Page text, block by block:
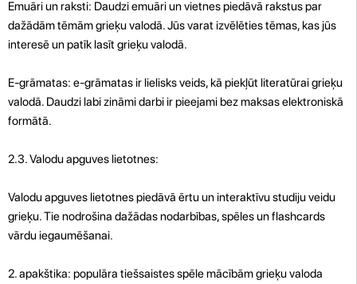
Emuāri un raksti: Daudzi emuāri un vietnes piedāvā rakstus par
dažādām tēmām grieķu valodā. Jūs varat izvēlēties tēmas, kas jūs
interesē un patīk lasīt grieķu valodā.
E-grāmatas: e-grāmatas ir lielisks veids, kā piekļūt literatūrai grieķu
valodā. Daudzi labi zināmi darbi ir pieejami bez maksas elektroniskā
formātā.
2.3. Valodu apguves lietotnes:
Valodu apguves lietotnes piedāvā ērtu un interaktīvu studiju veidu
grieķu. Tie nodrošina dažādas nodarbības, spēles un flashcards
vārdu iegaumēšanai.
2. apakštika: populāra tiešsaistes spēle mācībām grieķu valoda